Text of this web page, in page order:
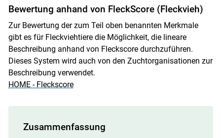
Bewertung anhand von FleckScore (Fleckvieh)
Zur Bewertung der zum Teil oben benannten Merkmale
gibt es für Fleckviehtiere die Möglichkeit, die lineare
Beschreibung anhand von Fleckscore durchzuführen.
Dieses System wird auch von den Zuchtorganisationen zur
Beschreibung verwendet.
HOME - Fleckscore
Zusammenfassung